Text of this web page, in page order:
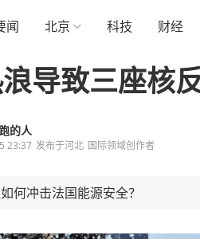
闻 北京 科技 财经
导致三座核
的人
23:37 发布于河北 国际领域创作者
何冲击法国能源安全？